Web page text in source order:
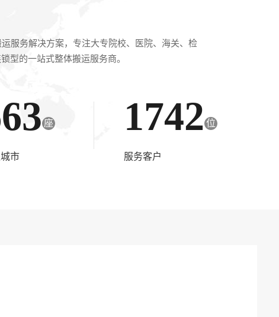
服务解决方案，专注大专院校、医院、海关、检
型的一站式整体搬运服务商。
座
市
1742 位
服务客户